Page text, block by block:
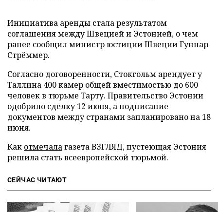
Инициатива аренды стала результатом
соглашения между Швецией и Эстонией, о чем
ранее сообщил министр юстиции Швеции Гуннар
Стрёммер.
Согласно договоренности, Стокгольм арендует у
Таллина 400 камер общей вместимостью до 600
человек в тюрьме Тарту. Правительство Эстонии
одобрило сделку 12 июня, а подписание
документов между странами запланировано на 18
июня.
Как отмечалагазета ВЗГЛЯД, пустеющая Эстония
решила стать всеевропейской тюрьмой.
СЕЙЧАС ЧИТАЮТ